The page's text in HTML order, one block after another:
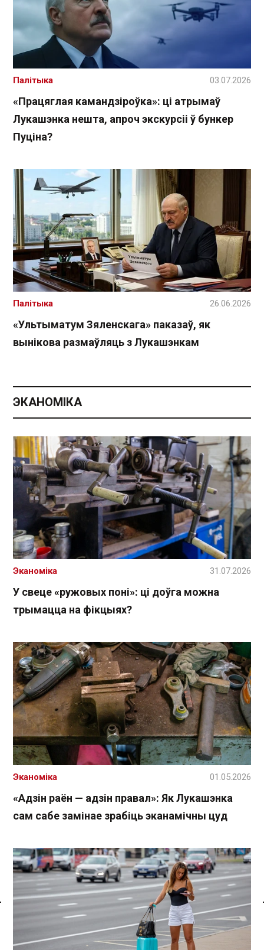
Спасылка без VPN
«Працяглая камандзіроўка»: ці атрымаў
Лукашэнка нешта, апроч экскурсіі ў бункер
Пуціна?
Палітыка 03.07.2026
«Ультыматум Зяленскага» паказаў, як
вынікова размаўляць з Лукашэнкам
Палітыка 26.06.2026
ЭКАНОМІКА
У свеце «ружовых поні»: ці доўга можна
трымацца на фікцыях?
Эканоміка 31.07.2026
«Адзін раён — адзін правал»: Як Лукашэнка
сам сабе замінае зрабіць эканамічны цуд
Эканоміка 01.05.2026